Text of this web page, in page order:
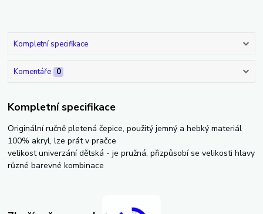
Kompletní specifikace
Komentáře 0
Kompletní specifikace
Originální ručně pletená čepice, použitý jemný a hebký materiál
100% akryl, lze prát v pračce
velikost univerzání dětská - je pružná, přizpůsobí se velikosti hlavy
různé barevné kombinace